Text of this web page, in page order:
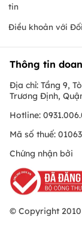
tin
Điều khoản với
Thông tin
Địa chỉ: Tầng 9,
Trương Định,
Hotline:
Mã số thuế:
Chứng nhận bởi
© Copyright